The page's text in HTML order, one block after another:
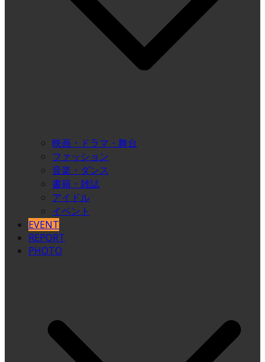
映画・ドラマ・舞台
ファッション
音楽・ダンス
書籍・雑誌
アイドル
イベント
EVENT
REPORT
PHOTO